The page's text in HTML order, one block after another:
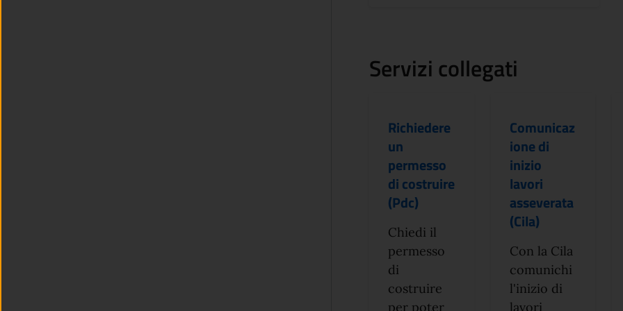
Servizi collegati
Richiedere
un
permesso
di costruire
(Pdc)
Chiedi il
permesso
di
costruire
per poter
Comunicaz
ione di
inizio
lavori
asseverata
(Cila)
Con la Cila
comunichi
l'inizio di
lavori